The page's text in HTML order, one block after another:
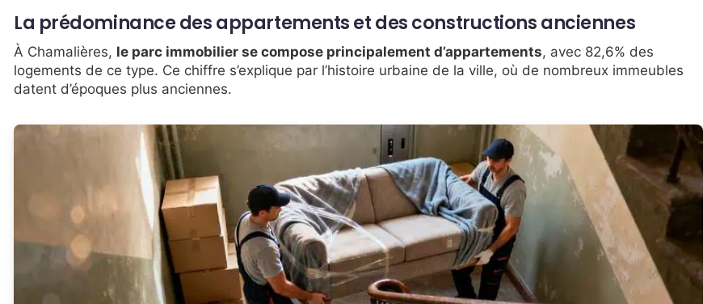
La prédominance des appartements et des constructions anciennes
À Chamalières, le parc immobilier se compose principalement d’appartements, avec 82,6% des
logements de ce type. Ce chiffre s’explique par l’histoire urbaine de la ville, où de nombreux immeubles
datent d’époques plus anciennes.